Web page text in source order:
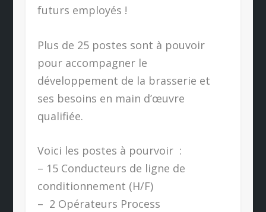
futurs employés !
Plus de 25 postes sont à pouvoir
pour accompagner le
développement de la brasserie et
ses besoins en main d’œuvre
qualifiée.
Voici les postes à pourvoir :
– 15 Conducteurs de ligne de
conditionnement (H/F)
– 2 Opérateurs Process